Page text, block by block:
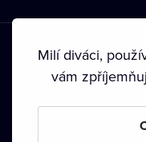
Podmínky používání •
•
Milí diváci,
vám